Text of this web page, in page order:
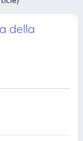
della